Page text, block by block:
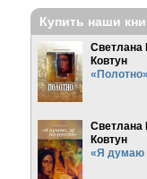
Купить наши
Светлана
Ковтун
«Полотно»
Светлана
Ковтун
«Я думаю